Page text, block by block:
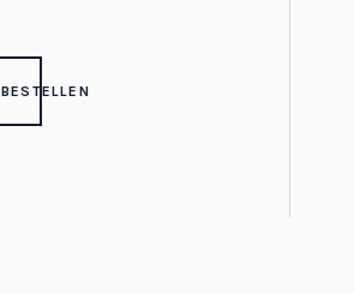
BESTELLEN